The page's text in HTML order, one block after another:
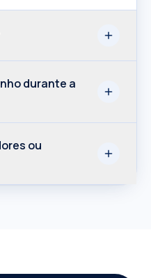
durante a
ou